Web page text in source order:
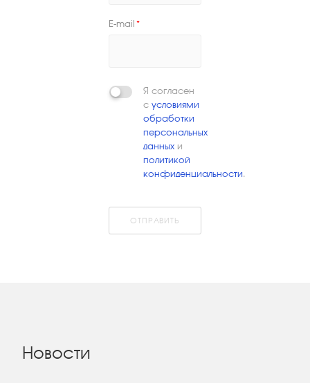
E-mail*
Я согласен
сусловиями
обработки
персональных
данных и
политикой
конфиденциальности.
ОТПРАВИТЬ
Новости